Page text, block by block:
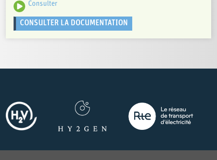
Consulter
CONSULTER LA DOCUMENTATION